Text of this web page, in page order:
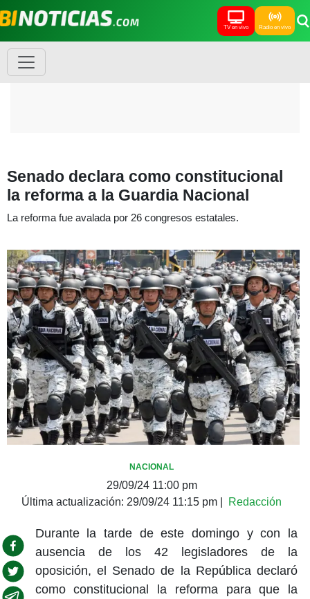
TV en vivo Radio en vivo
Senado declara como constitucional
la reforma a la Guardia Nacional
La reforma fue avalada por 26 congresos estatales.
NACIONAL
29/09/24 11:00 pm
Última actualización: 29/09/24 11:15 pm Redacción
Durante la tarde de este domingo y con la
ausencia de los 42 legisladores de la
oposición, el Senado de la República declaró
como constitucional la reforma para que la